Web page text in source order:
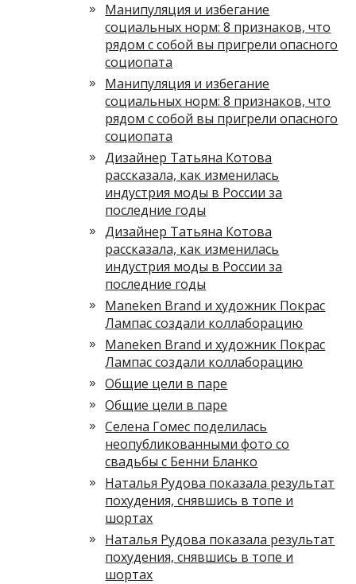
Манипуляция и избегание
социальных норм: 8 признаков, что
рядом с собой вы пригрели опасного
социопата
Манипуляция и избегание
социальных норм: 8 признаков, что
рядом с собой вы пригрели опасного
социопата
Дизайнер Татьяна Котова
рассказала, как изменилась
индустрия моды в России за
последние годы
Дизайнер Татьяна Котова
рассказала, как изменилась
индустрия моды в России за
последние годы
Maneken Brand и художник Покрас
Лампас создали коллаборацию
Maneken Brand и художник Покрас
Лампас создали коллаборацию
Общие цели в паре
Общие цели в паре
Селена Гомес поделилась
неопубликованными фото со
свадьбы с Бенни Бланко
Наталья Рудова показала результат
похудения, снявшись в топе и
шортах
Наталья Рудова показала результат
похудения, снявшись в топе и
шортах